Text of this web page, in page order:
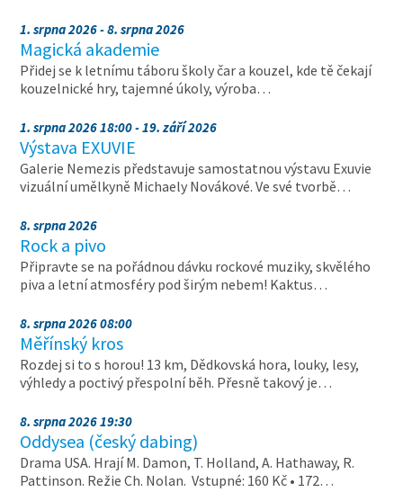
1. srpna 2026 - 8. srpna 2026
Magická akademie
Přidej se k letnímu táboru školy čar a kouzel, kde tě čekají
kouzelnické hry, tajemné úkoly, výroba…
1. srpna 2026 18:00 - 19. září 2026
Výstava EXUVIE
Galerie Nemezis představuje samostatnou výstavu Exuvie
vizuální umělkyně Michaely Novákové. Ve své tvorbě…
8. srpna 2026
Rock a pivo
Připravte se na pořádnou dávku rockové muziky, skvělého
piva a letní atmosféry pod širým nebem! Kaktus…
8. srpna 2026 08:00
Měřínský kros
Rozdej si to s horou! 13 km, Dědkovská hora, louky, lesy,
výhledy a poctivý přespolní běh. Přesně takový je…
8. srpna 2026 19:30
Oddysea (český dabing)
Drama USA. Hrají M. Damon, T. Holland, A. Hathaway, R.
Pattinson. Režie Ch. Nolan. Vstupné: 160 Kč • 172…